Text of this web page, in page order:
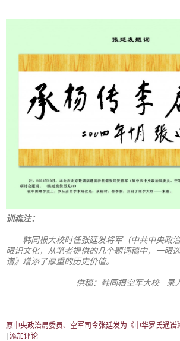
训森注：
韩同根大校时任张廷发将军（中共中央政
眼识文化，从笔者提供的几个题词稿中，一眼
谱》增添了厚重的历史价值。
供稿：韩同根空军大校 录
原中央政治局委员、空军司令张廷发为《中华罗氏通谱
添加评论